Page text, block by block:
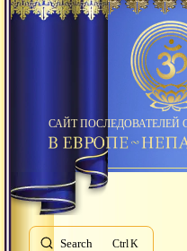
САЙТ
Search K